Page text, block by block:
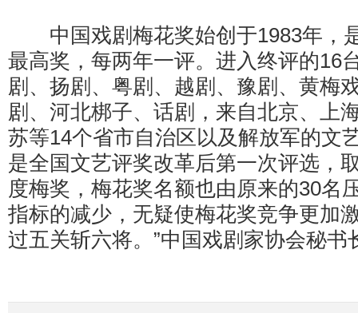
中国戏剧梅花奖始创于1983年，
最高奖，每两年一评。进入终评的16
剧、扬剧、粤剧、越剧、豫剧、黄梅
剧、河北梆子、话剧，来自北京、上
苏等14个省市自治区以及解放军的文
是全国文艺评奖改革后第一次评选，
度梅奖，梅花奖名额也由原来的30名
指标的减少，无疑使梅花奖竞争更加
过五关斩六将。”中国戏剧家协会秘书